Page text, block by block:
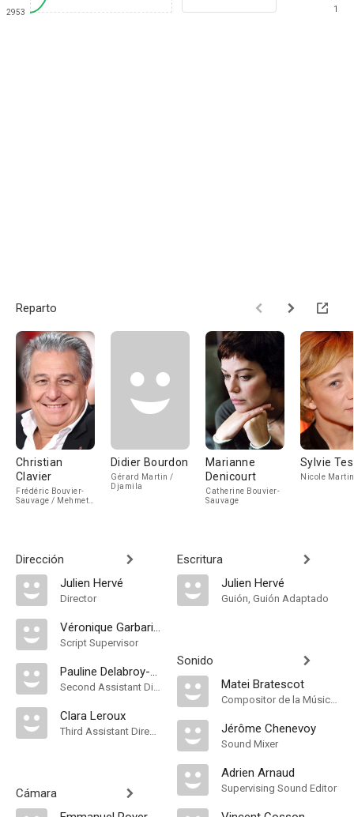
2953
1
Reparto
Christian
Clavier
Frédéric Bouvier-
Sauvage / Mehmet
Didier Bourdon
Gérard Martin /
Djamila
Marianne
Denicourt
Catherine Bouvier-
Sauvage
Sylvie
Nicole Martin
Dirección
Julien Hervé
Director
Véronique Garbarini
Script Supervisor
Pauline Delabroy-Allard
Second Assistant Director
Clara Leroux
Third Assistant Director
Cámara
Escritura
Julien Hervé
Guión, Guión Adaptado
Sonido
Matei Bratescot
Compositor de la Música Original
Jérôme Chenevoy
Sound Mixer
Adrien Arnaud
Supervising Sound Editor